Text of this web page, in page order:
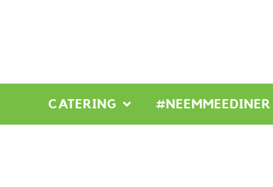
CATERING #NEEMMEEDINER